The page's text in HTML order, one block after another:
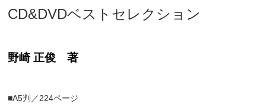
CD&DVDベストセレクション
野崎 正俊 著
■A5判／224ページ